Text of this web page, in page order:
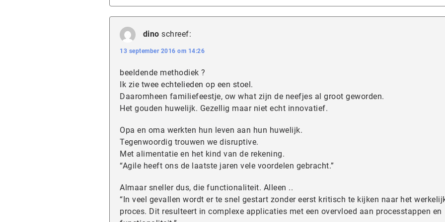
dino schreef:
13 september 2016 om 14:26
beeldende methodiek ?
Ik zie twee echtelieden op een stoel.
Daaromheen familiefeestje, ow what zijn de neefjes al groot geworden.
Het gouden huwelijk. Gezellig maar niet echt innovatief.
Opa en oma werkten hun leven aan hun huwelijk.
Tegenwoordig trouwen we disruptive.
Met alimentatie en het kind van de rekening.
“Agile heeft ons de laatste jaren vele voordelen gebracht.”
Almaar sneller dus, die functionaliteit. Alleen ..
“In veel gevallen wordt er te snel gestart zonder eerst kritisch te kijken naar het
proces. Dit resulteert in complexe applicaties met een overvloed aan processtappen en